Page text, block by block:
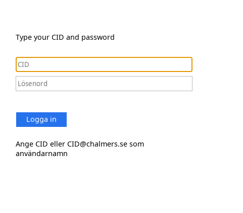
Type your CID and password
Logga in
Ange CID eller CID@chalmers.se som
användarnamn